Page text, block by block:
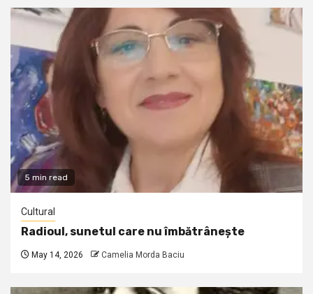
5 min read
Cultural
Radioul, sunetul care nu îmbătrânește
May 14, 2026 Camelia Morda Baciu